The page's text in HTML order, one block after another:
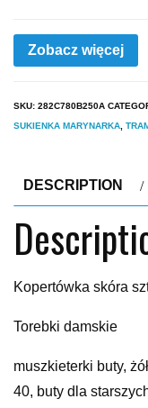
Zobacz więcej
SKU: 282C780B250A
SUKIENKA MARYNARKA,
DESCRIPTION
Kopertówka skóra
Torebki damskie
muszkieterki buty,
40, buty dla